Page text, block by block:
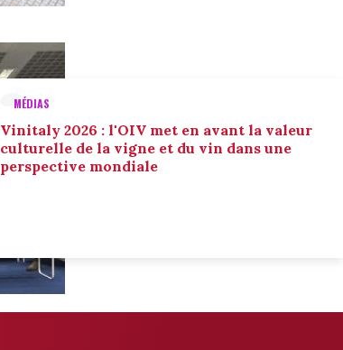
MÉDIAS
Vinitaly 2026 : l'OIV met en avant la valeur
culturelle de la vigne et du vin dans une
perspective mondiale